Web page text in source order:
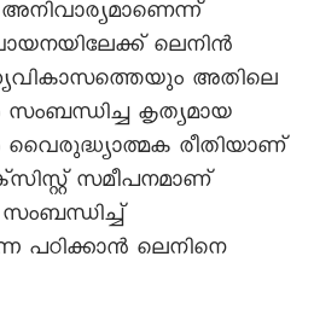
അനിവാര്യമാണെന്ന്
ലെനിൻ
അതിലെ
കൃത്യമായ
രീതിയാണ്
സമീപനമാണ്
പഠിക്കാൻ ലെനിനെ